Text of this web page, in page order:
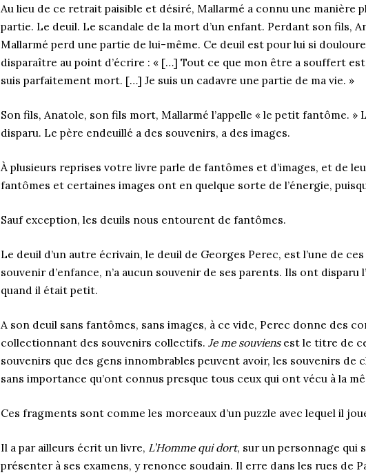
Au lieu de ce retrait paisible et désiré, Mallarmé a connu une manière
partie. Le deuil. Le scandale de la mort d’un enfant. Perdant son fils,
Mallarmé perd une partie de lui-même. Ce deuil est pour lui si
disparaître au point d’écrire : « […] Tout ce que mon être a souffert
suis parfaitement mort. […] Je suis un cadavre une partie de ma vie. »
Son fils, Anatole, son fils mort, Mallarmé l’appelle « le petit fantôme. »
disparu. Le père endeuillé a des souvenirs, a des images.
À plusieurs reprises votre livre parle de fantômes et d’images, et de
fantômes et certaines images ont en quelque sorte de l’énergie,
Sauf exception, les deuils nous entourent de fantômes.
Le deuil d’un autre écrivain, le deuil de Georges Perec, est l’une de
souvenir d’enfance, n’a aucun souvenir de ses parents. Ils ont disparu
quand il était petit.
A son deuil sans fantômes, sans images, à ce vide, Perec donne des
collectionnant des souvenirs collectifs. Je me souviensest le titre de
souvenirs que des gens innombrables peuvent avoir, les souvenirs de
sans importance qu’ont connus presque tous ceux qui ont vécu à la
Ces fragments sont comme les morceaux d’un puzzle avec lequel il
Il a par ailleurs écrit un livre, L’Homme qui dort, sur un personnage qui
présenter à ses examens, y renonce soudain. Il erre dans les rues de